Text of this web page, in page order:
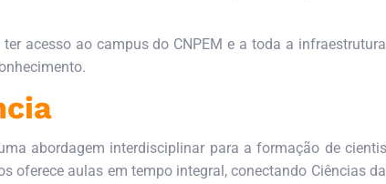
acesso ao campus do CNPEM e a toda a
abordagem interdisciplinar para a formação de
oferece aulas em tempo integral, conectando Ciências